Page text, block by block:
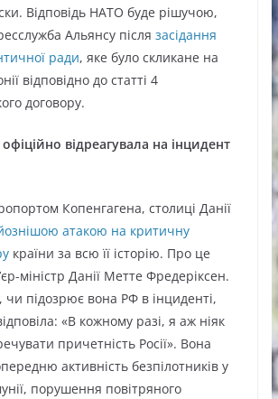
Відповідь НАТО буде рішучою,
Альянсу після засідання
ради, яке було скликане на
відповідно до статті 4
договору.
офіційно відреагувала на інцидент
Копенгагена, столиці Данії
атакою на критичну
країни за всю її історію. Про це
міністр Данії Метте Фредеріксен.
підозрює вона РФ в інциденті,
«В кожному разі, я аж ніяк
причетність Росії». Вона
активність безпілотників у
порушення повітряного